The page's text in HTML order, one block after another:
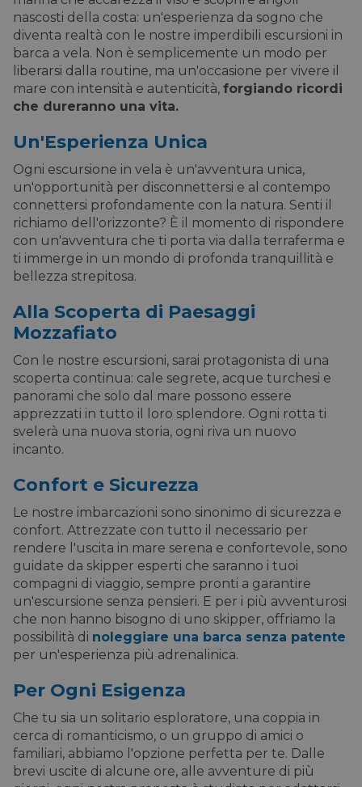
nascosti della costa: un'esperienza da sogno che
diventa realtà con le nostre imperdibili escursioni in
barca a vela. Non è semplicemente un modo per
liberarsi dalla routine, ma un'occasione per vivere il
mare con intensità e autenticità, forgiando ricordi
che dureranno una vita.
Un'Esperienza Unica
Ogni escursione in vela è un'avventura unica,
un'opportunità per disconnettersi e al contempo
connettersi profondamente con la natura. Senti il
richiamo dell'orizzonte? È il momento di rispondere
con un'avventura che ti porta via dalla terraferma e
ti immerge in un mondo di profonda tranquillità e
bellezza strepitosa.
Alla Scoperta di Paesaggi
Mozzafiato
Con le nostre escursioni, sarai protagonista di una
scoperta continua: cale segrete, acque turchesi e
panorami che solo dal mare possono essere
apprezzati in tutto il loro splendore. Ogni rotta ti
svelerà una nuova storia, ogni riva un nuovo
incanto.
Confort e Sicurezza
Le nostre imbarcazioni sono sinonimo di sicurezza e
confort. Attrezzate con tutto il necessario per
rendere l'uscita in mare serena e confortevole, sono
guidate da skipper esperti che saranno i tuoi
compagni di viaggio, sempre pronti a garantire
un'escursione senza pensieri. E per i più avventurosi
che non hanno bisogno di uno skipper, offriamo la
possibilità di noleggiare una barca senza patente
per un'esperienza più adrenalinica.
Per Ogni Esigenza
Che tu sia un solitario esploratore, una coppia in
cerca di romanticismo, o un gruppo di amici o
familiari, abbiamo l'opzione perfetta per te. Dalle
brevi uscite di alcune ore, alle avventure di più